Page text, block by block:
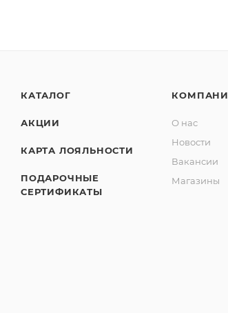
КАТАЛОГ
АКЦИИ
КАРТА ЛОЯЛЬНОСТИ
ПОДАРОЧНЫЕ
СЕРТИФИКАТЫ
О нас
Новости
Вакансии
Магазины